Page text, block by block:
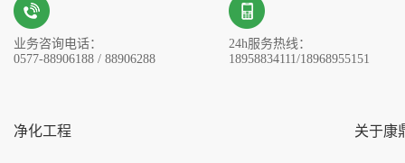
业务咨询电话：
0577-88906188 / 88906288
24h服务热线：
18958834111/18968955151
净化工程 关于康